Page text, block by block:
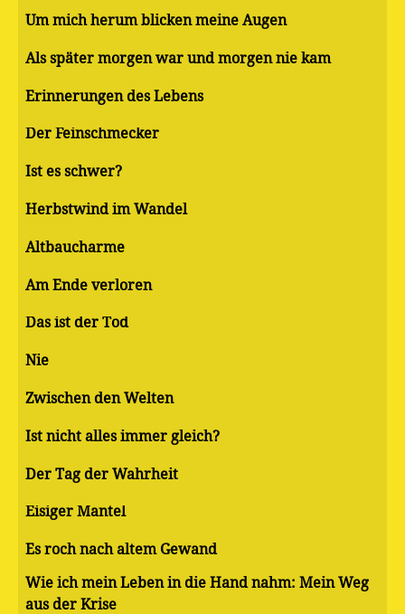
Um mich herum blicken meine Augen
Als später morgen war und morgen nie kam
Erinnerungen des Lebens
Der Feinschmecker
Ist es schwer?
Herbstwind im Wandel
Altbaucharme
Am Ende verloren
Das ist der Tod
Nie
Zwischen den Welten
Ist nicht alles immer gleich?
Der Tag der Wahrheit
Eisiger Mantel
Es roch nach altem Gewand
Wie ich mein Leben in die Hand nahm: Mein Weg
aus der Krise